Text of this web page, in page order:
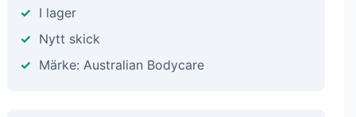
I lager
Nytt skick
Märke: Australian Bodycare